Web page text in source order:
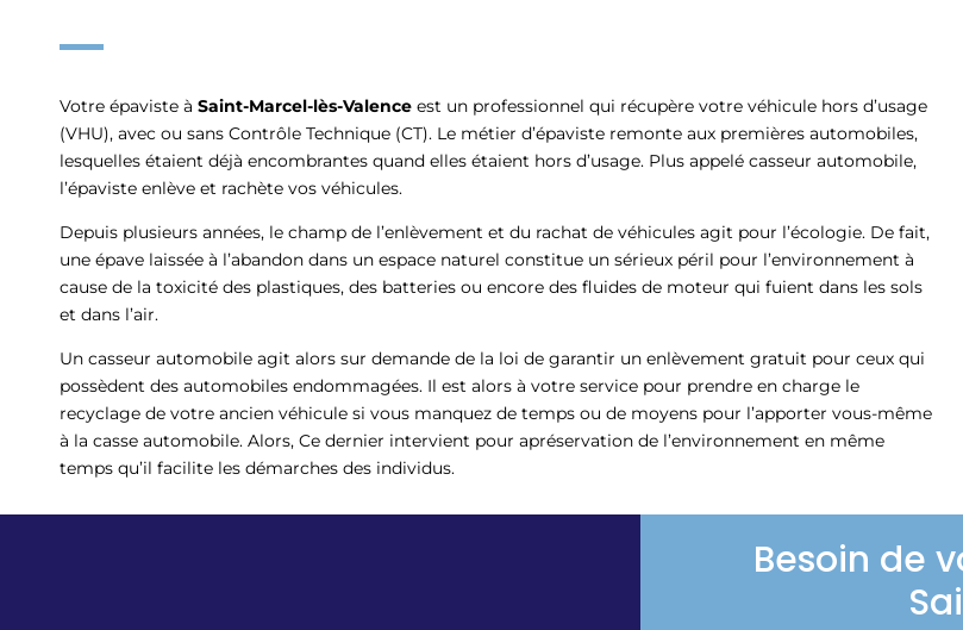
Votre épaviste à Saint-Marcel-lès-Valence est un professionnel qui récupère votre véhicule hors d’usage
(VHU), avec ou sans Contrôle Technique (CT). Le métier d’épaviste remonte aux premières automobiles,
lesquelles étaient déjà encombrantes quand elles étaient hors d’usage. Plus appelé casseur automobile,
l’épaviste enlève et rachète vos véhicules.
Depuis plusieurs années, le champ de l’enlèvement et du rachat de véhicules agit pour l’écologie. De fait,
une épave laissée à l’abandon dans un espace naturel constitue un sérieux péril pour l’environnement à
cause de la toxicité des plastiques, des batteries ou encore des fluides de moteur qui fuient dans les sols
et dans l’air.
Un casseur automobile agit alors sur demande de la loi de garantir un enlèvement gratuit pour ceux qui
possèdent des automobiles endommagées. Il est alors à votre service pour prendre en charge le
recyclage de votre ancien véhicule si vous manquez de temps ou de moyens pour l’apporter vous-même
à la casse automobile. Alors, Ce dernier intervient pour apréservation de l’environnement en même
temps qu’il facilite les démarches des individus.
Besoin de